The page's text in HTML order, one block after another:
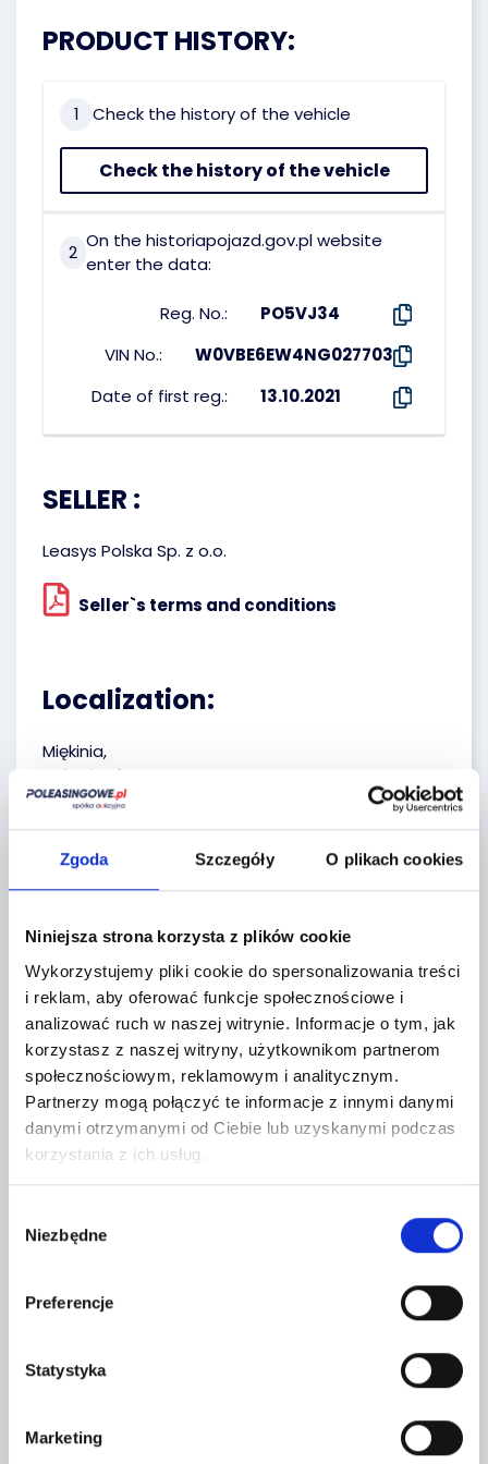
Zgoda Szczegóły O plikach cookies
Niniejsza strona korzysta z plików cookie
Wykorzystujemy pliki cookie do spersonalizowania treści
i reklam, aby oferować funkcje społecznościowe i
analizować ruch w naszej witrynie. Informacje o tym, jak
korzystasz z naszej witryny, użytkownikom partnerom
społecznościowym, reklamowym i analitycznym.
Partnerzy mogą połączyć te informacje z innymi danymi
danymi otrzymanymi od Ciebie lub uzyskanymi podczas
korzystania z ich usług.
zgody
Niezbędne
Preferencje
Statystyka
Marketing
PRODUCT HISTORY:
1 Check the history of the vehicle
Check the history of the vehicle
2
On the historiapojazd.gov.pl website
enter the data:
Reg. No.:
PO5VJ34
VIN No.:
W0VBE6EW4NG027703
Date of first reg.:
13.10.2021
SELLER :
Leasys Polska Sp. z o.o.
Seller`s terms and conditions
Localization:
Miękinia,
Aukcyjna 1
+
−